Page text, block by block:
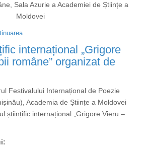
Septembrie
2024,
DUPLEX
ACADEMIA
ROMANA
-
REPUBLICII
MOLDOVA
Sala Azurie a Academiei de Științe a
Moldovei
despre
ȘEDINȚA
FESTIVĂ
COMUNĂ
ACADEMIEI
ROMÂNE
ȘI
internațional „Grigore
române” organizat de
Festivalului Internațional de Poezie
Academia de Științe a Moldovei
științific internațional „Grigore Vieru –